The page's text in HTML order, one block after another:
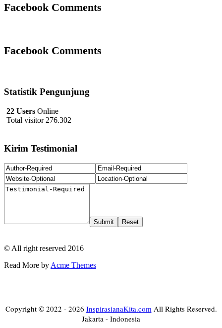
Facebook Comments
Facebook Comments
Statistik Pengunjung
22 Users Online
Total visitor 276.302
Kirim Testimonial
© All right reserved 2016
Read More by Acme Themes
Copyright © 2022 - 2026 InspirasianaKita.comAll Rights Reserved.
Jakarta - Indonesia